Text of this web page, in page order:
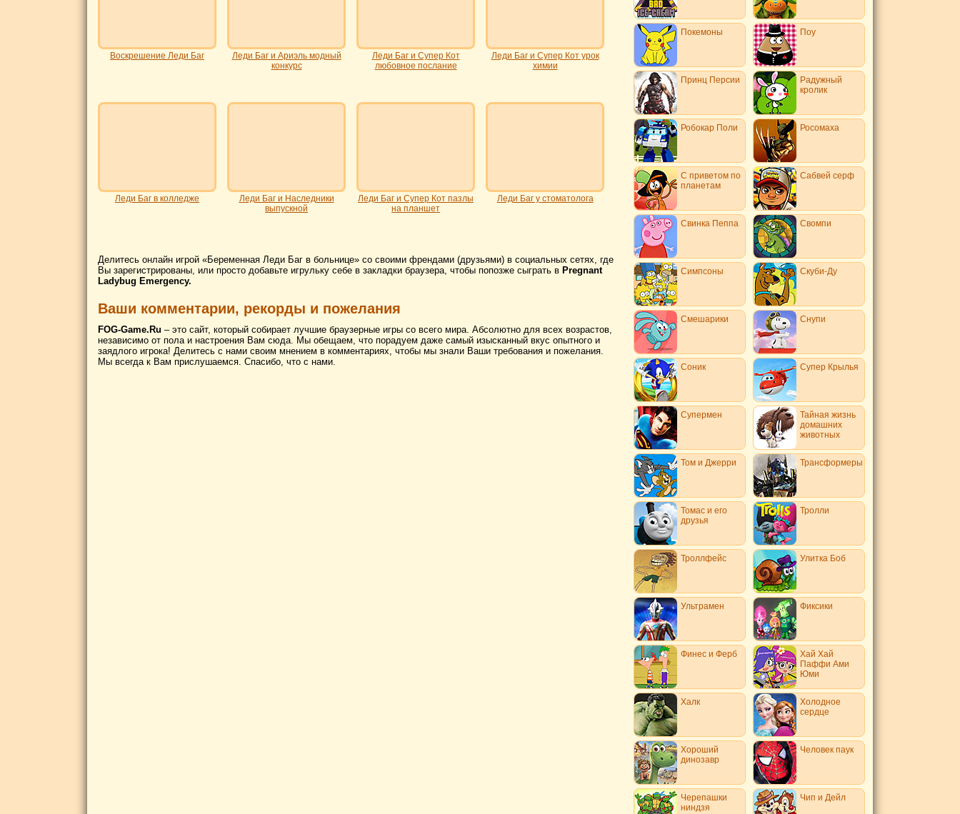
Воскрешение Леди Баг
Леди Баг и Ариэль модный
конкурс
Леди Баг и Супер Кот
любовное послание
Леди Баг и Супер Кот урок
химии
Леди Баг в колледже
Леди Баг и Наследники
выпускной
Леди Баг и Супер Кот пазлы
на планшет
Леди Баг у стоматолога
Делитесь онлайн игрой «Беременная Леди Баг в больнице» со своими френдами (друзьями) в социальных сетях, где
Вы зарегистрированы, или просто добавьте игрульку себе в закладки браузера, чтобы попозже сыграть в Pregnant
Ladybug Emergency.
Ваши комментарии, рекорды и пожелания
FOG-Game.Ru – это сайт, который собирает лучшие браузерные игры со всего мира. Абсолютно для всех возрастов,
независимо от пола и настроения Вам сюда. Мы обещаем, что порадуем даже самый изысканный вкус опытного и
заядлого игрока! Делитесь с нами своим мнением в комментариях, чтобы мы знали Ваши требования и пожелания.
Мы всегда к Вам прислушаемся. Спасибо, что с нами.
Покемоны Поу
Принц Персии
Радужный
кролик
Робокар Поли Росомаха
С приветом по
планетам
Сабвей серф
Свинка Пеппа Свомпи
Симпсоны Скуби-Ду
Смешарики Снупи
Соник Супер Крылья
Супермен
Тайная жизнь
домашних
животных
Том и Джерри Трансформеры
Томас и его
друзья
Тролли
Троллфейс Улитка Боб
Ультрамен Фиксики
Финес и Ферб
Хай Хай
Паффи Ами
Юми
Халк
Холодное
сердце
Хороший
динозавр
Человек паук
Черепашки
ниндзя
Чип и Дейл